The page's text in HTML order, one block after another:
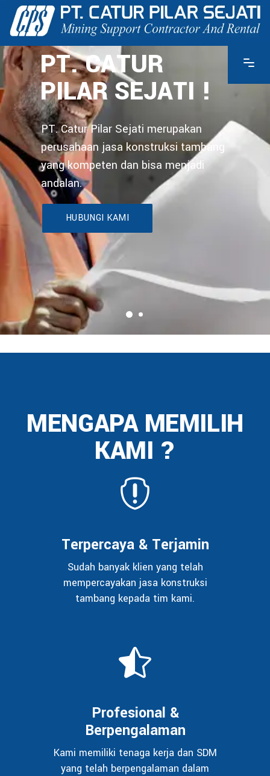
PT. CATUR
PILAR SEJATI !
PT. Catur Pilar Sejati merupakan
perusahaan jasa konstruksi tambang
yang kompeten dan bisa menjadi
andalan.
HUBUNGI KAMI
MENGAPA MEMILIH
KAMI ?
Terpercaya & Terjamin
Sudah banyak klien yang telah
mempercayakan jasa konstruksi
tambang kepada tim kami.
Profesional &
Berpengalaman
Kami memiliki tenaga kerja dan SDM
yang telah berpengalaman dalam